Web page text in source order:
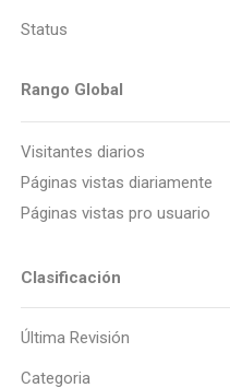
Status
Rango Global
Visitantes diarios
Páginas vistas diariamente
Páginas vistas pro usuario
Clasificación
Última Revisión
Categoria